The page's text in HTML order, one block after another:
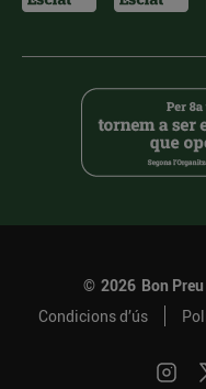
© 2026 Bon
Condicions d’ús